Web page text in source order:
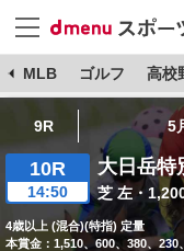
MLB ゴルフ 高校
9R 5
10R
14:50
大日岳特
芝 左・
4歳以上 (混合)(特指) 定量
本賞金：1,510、600、380、230